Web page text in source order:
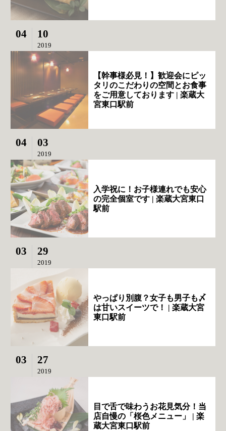
04 10
2019
【幹事様必見！】歓迎会にピッ
タリのこだわりの空間とお食事
をご用意しております | 楽蔵大
宮東口駅前
04 03
2019
入学祝に！お子様連れでも安心
の完全個室です | 楽蔵大宮東口
駅前
03 29
2019
やっぱり別腹？女子も男子も〆
は甘いスイーツで！ | 楽蔵大宮
東口駅前
03 27
2019
目で舌で味わうお花見気分！当
店自慢の「桜色メニュー」 | 楽
蔵大宮東口駅前